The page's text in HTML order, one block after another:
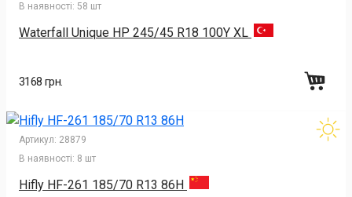
В наявності: 58 шт
Waterfall Unique HP 245/45 R18 100Y XL
3168 грн.
Артикул: 28879
В наявності: 8 шт
Hifly HF-261 185/70 R13 86H